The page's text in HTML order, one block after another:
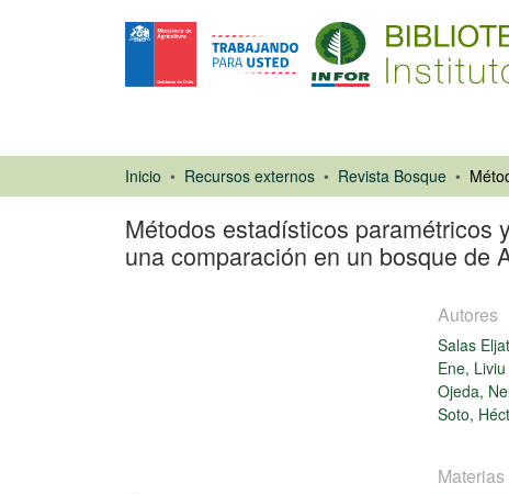
Inicio Recursos externos Revista Bosque
Métodos estadísticos paramétricos
una comparación en un bosque de
Autores
Salas
Ene, Liviu
Ojeda,
Soto,
Materias